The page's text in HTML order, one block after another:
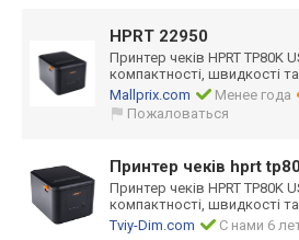
HPRT 22950
Принтер чеків HPRT TP80K
компактності, швидкості та
Mallprix.com
Менее года
Пожаловаться
Принтер чеків hprt
Принтер чеків HPRT TP80K
компактності, швидкості та
Tviy-Dim.com
С нами 6